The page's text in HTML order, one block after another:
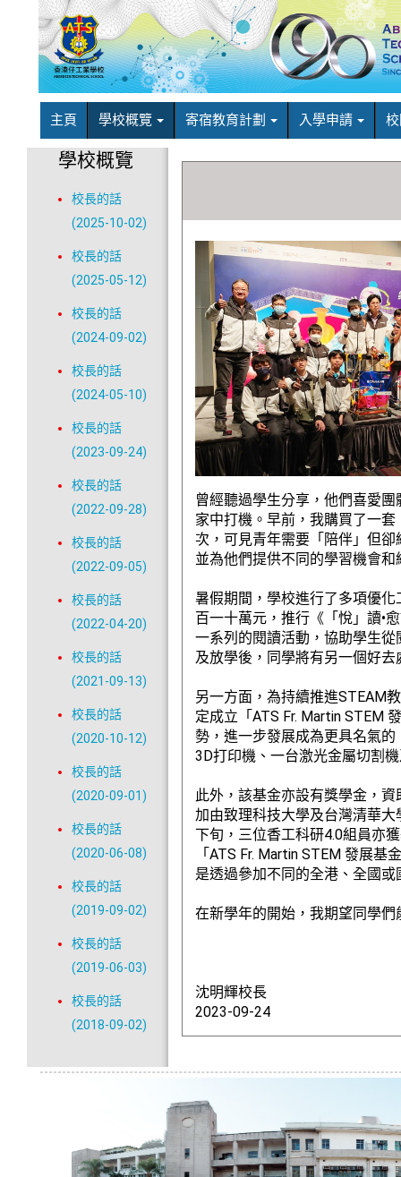
主頁 學校概覽 寄宿教育計劃 入學申請
曾經聽過學生分享，他們喜愛
家中打機。早前，我購買了一
次，可見青年需要「陪伴」但
並為他們提供不同的學習機會
暑假期間，學校進行了多項優
百一十萬元，推行《「悅」讀•
一系列的閱讀活動，協助學生
及放學後，同學將有另一個好去
另一方面，為持續推進STEAM
定成立「ATS Fr. Martin STEM
勢，進一步發展成為更具名氣
3D打印機、一台激光金屬切割
此外，該基金亦設有獎學金，
加由致理科技大學及台灣清華
下旬，三位香工科研4.0組員亦
「ATS Fr. Martin STEM 發展
是透過參加不同的全港、全國
在新學年的開始，我期望同學
沈明輝校長
2023-09-24
學校概覽
校長的話
(2025-10-02)
校長的話
(2025-05-12)
校長的話
(2024-09-02)
校長的話
(2024-05-10)
校長的話
(2023-09-24)
校長的話
(2022-09-28)
校長的話
(2022-09-05)
校長的話
(2022-04-20)
校長的話
(2021-09-13)
校長的話
(2020-10-12)
校長的話
(2020-09-01)
校長的話
(2020-06-08)
校長的話
(2019-09-02)
校長的話
(2019-06-03)
校長的話
(2018-09-02)